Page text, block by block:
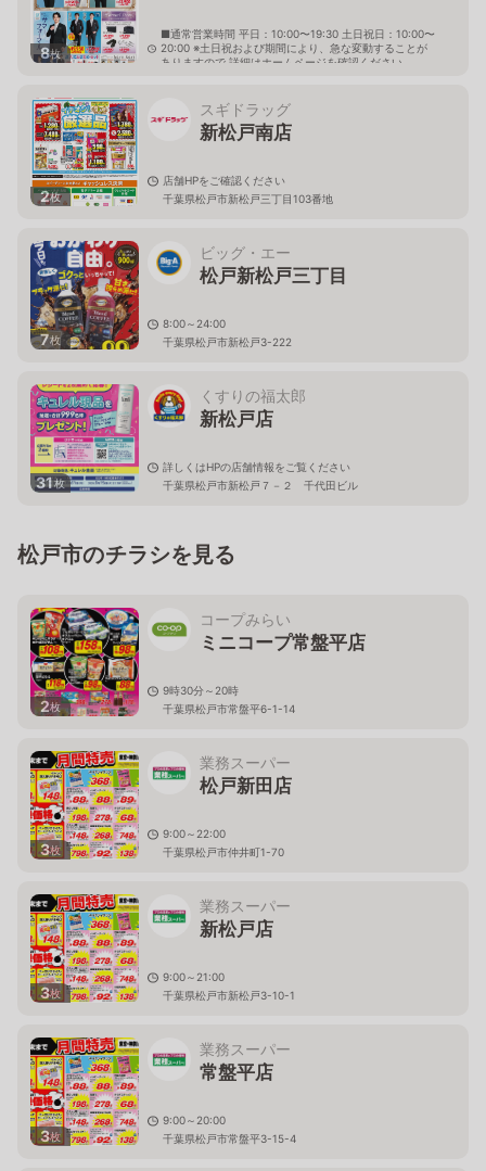
8枚
■通常営業時間 平日：10:00〜19:30 土日祝日：10:00〜
20:00 ※土日祝および期間により、急な変動することが
ありますので 詳細はホームページを確認ください
2枚
スギドラッグ
新松戸南店
店舗HPをご確認ください
千葉県松戸市新松戸三丁目103番地
7枚
ビッグ・エー
松戸新松戸三丁目
8:00～24:00
千葉県松戸市新松戸3-222
31枚
くすりの福太郎
新松戸店
詳しくはHPの店舗情報をご覧ください
千葉県松戸市新松戸７－２ 千代田ビル
松戸市のチラシを見る
2枚
コープみらい
ミニコープ常盤平店
9時30分～20時
千葉県松戸市常盤平6-1-14
3枚
業務スーパー
松戸新田店
9:00～22:00
千葉県松戸市仲井町1-70
3枚
業務スーパー
新松戸店
9:00～21:00
千葉県松戸市新松戸3-10-1
3枚
業務スーパー
常盤平店
9:00～20:00
千葉県松戸市常盤平3-15-4